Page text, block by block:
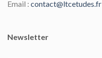
Email : contact@ltcetudes.fr
Newsletter